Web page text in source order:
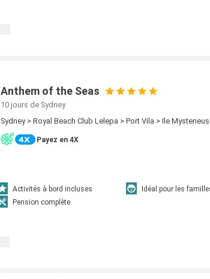
Anthem of the Seas
10 jours de Sydney
Sydney > Royal Beach Club Lelepa > Port Vila > Ile
Payez en 4X
Activités à bord incluses
Idéal pour les
Pension complète